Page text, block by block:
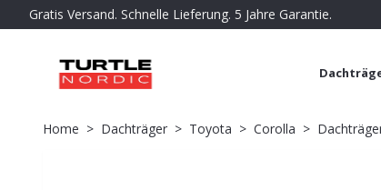
Gratis Versand. Schnelle Lieferung. 5 Jahre Garantie.
Home Dachträger Toyota Corolla